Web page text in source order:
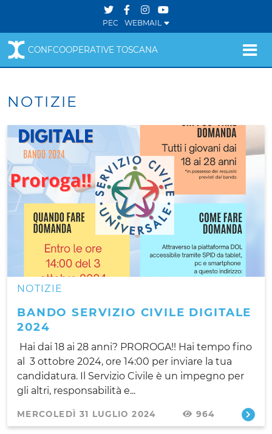
PEC WEBMAIL
CONFCOOPERATIVE TOSCANA
NOTIZIE
NOTIZIE
BANDO SERVIZIO CIVILE DIGITALE
2024
Hai dai 18 ai 28 anni? PROROGA!! Hai tempo fino
al 3 ottobre 2024, ore 14:00 per inviare la tua
candidatura. Il Servizio Civile è un impegno per
gli altri, responsabilità e...
MERCOLEDÌ 31 LUGLIO 2024 964